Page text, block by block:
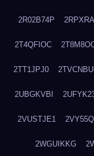
2R02B74P
2T4QFIOC
2TT1JPJ0
2UBGKVBI
2VUSTJE1
2WGUIKKG